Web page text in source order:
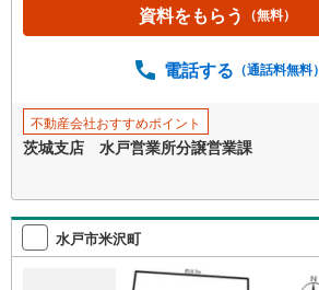
資料をもらう （無料）
電話する （通話料無料）
不動産会社おすすめポイント
茨城支店 水戸営業所分譲営業課
水戸市米沢町